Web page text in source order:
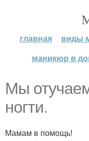
главная виды
маникюр в
Мы
ногти.
Мамам в помощь!